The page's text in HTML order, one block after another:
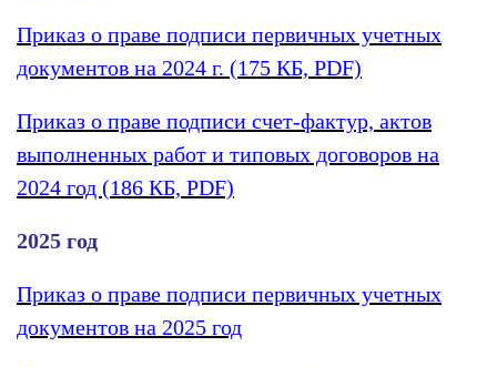
Приказ о праве подписи первичных учетных
документов на 2024 г. (175 КБ, PDF)
Приказ о праве подписи счет-фактур, актов
выполненных работ и типовых договоров на
2024 год (186 КБ, PDF)
2025 год
Приказ о праве подписи первичных учетных
документов на 2025 год